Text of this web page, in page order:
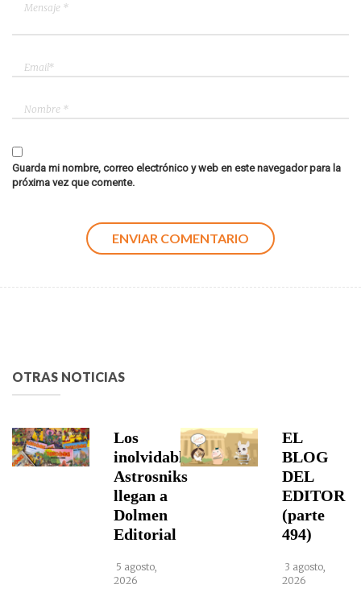
Guarda mi nombre, correo electrónico y web en este navegador para la
próxima vez que comente.
OTRAS NOTICIAS
Los
inolvidables
Astrosniks
llegan a
Dolmen
Editorial
5 agosto,
2026
EL
BLOG
DEL
EDITOR
(parte
494)
3 agosto,
2026